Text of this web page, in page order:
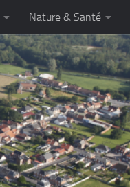
Nature & Santé